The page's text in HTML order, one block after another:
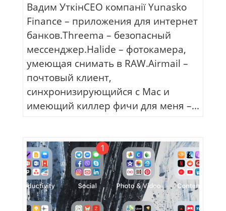
Вадим УткінCEO компанії Yunasko
Finance – приложения для интернет
банков.Threema – безопасный
мессенджер.Halide – фотокамера,
умеющая снимать в RAW.Airmail –
почтовый клиент,
синхронизирующийся с Mac и
имеющий киллер фичи для меня –...